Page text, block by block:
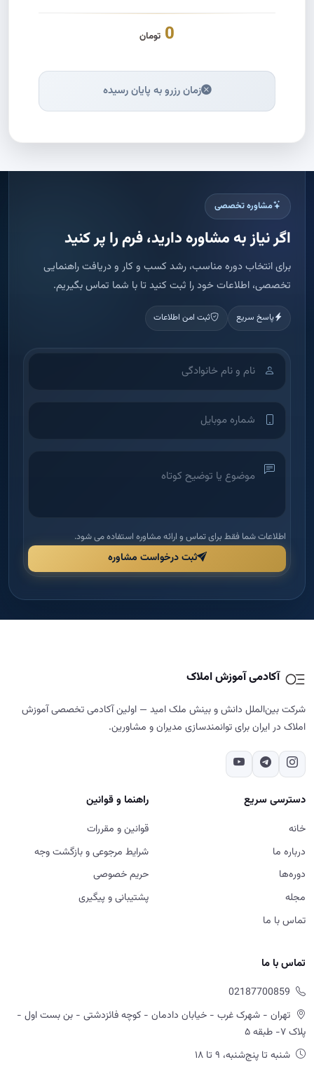
0 تومان
زمان رزرو به پایان رسیده
مشاوره تخصصی
اگر نیاز به مشاوره دارید، فرم را پر کنید
برای انتخاب دوره مناسب، رشد کسب و کار و دریافت راهنمایی
تخصصی، اطلاعات خود را ثبت کنید تا با شما تماس بگیریم.
پاسخ سریع ثبت امن اطلاعات
اطلاعات شما فقط برای تماس و ارائه مشاوره استفاده می شود.
ثبت درخواست مشاوره
آکادمی آموزش املاک
شرکت بین‌الملل دانش و بینش ملک امید — اولین آکادمی تخصصی آموزش
املاک در ایران برای توانمندسازی مدیران و مشاورین.
دسترسی سریع
خانه
درباره ما
دوره‌ها
مجله
تماس با ما
راهنما و قوانین
قوانین و مقررات
شرایط مرجوعی و بازگشت وجه
حریم خصوصی
پشتیبانی و پیگیری
تماس با ما
02187700859
تهران - شهرک غرب - خیابان دادمان - کوچه فائزدشتی - بن بست اول -
پلاک ۷- طبقه ۵
شنبه تا پنج‌شنبه، ۹ تا ۱۸